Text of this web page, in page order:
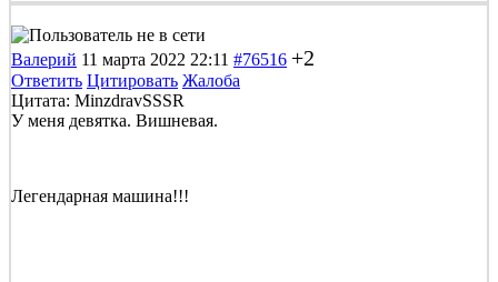
Валерий 11 марта 2022 22:11 #76516 +2
Ответить Цитировать Жалоба
Цитата: MinzdravSSSR
У меня девятка. Вишневая.
Легендарная машина!!!